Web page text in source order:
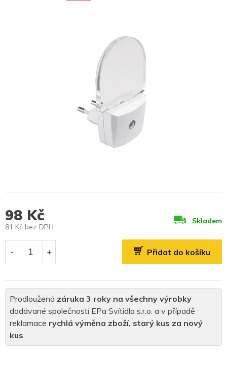
Prodloužená záruka 3 roky na všechny výrobky
dodávané společností EPa Svítidla s.r.o. a v případě
reklamace rychlá výměna zboží, starý kus za nový
kus.
98 Kč
81 Kč bez DPH
Skladem
Přidat do košíku